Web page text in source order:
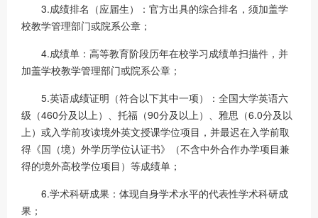
3.成绩排名（应届生）：官方出具的综合排名，须加盖学
校教学管理部门或院系公章；
4.成绩单：高等教育阶段历年在校学习成绩单扫描件，并
加盖学校教学管理部门或院系公章；
5.英语成绩证明（符合以下其中一项）：全国大学英语六
级（460分及以上）、托福（90分及以上）、雅思（6.0分及以
上）或入学前攻读境外英文授课学位项目，并最迟在入学前取
得《国（境）外学历学位认证书》（不含中外合作办学项目兼
得的境外高校学位项目）等成绩单；
6.学术科研成果：体现自身学术水平的代表性学术科研成
果；